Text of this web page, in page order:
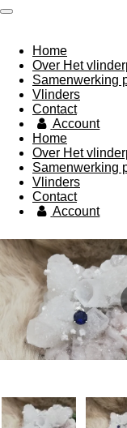
Ga
naar
de
hoofdinhoud
Home
Over Het
Samenwerking
Vlinders
Contact
Account
Home
Over Het
Samenwerking
Vlinders
Contact
Account